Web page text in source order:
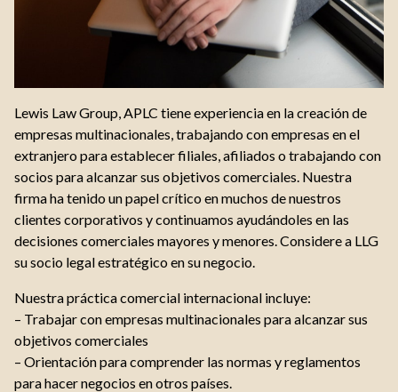
Lewis Law Group, APLC tiene experiencia en la creación de
empresas multinacionales, trabajando con empresas en el
extranjero para establecer filiales, afiliados o trabajando con
socios para alcanzar sus objetivos comerciales. Nuestra
firma ha tenido un papel crítico en muchos de nuestros
clientes corporativos y continuamos ayudándoles en las
decisiones comerciales mayores y menores. Considere a LLG
su socio legal estratégico en su negocio.
Nuestra práctica comercial internacional incluye:
– Trabajar con empresas multinacionales para alcanzar sus
objetivos comerciales
– Orientación para comprender las normas y reglamentos
para hacer negocios en otros países.